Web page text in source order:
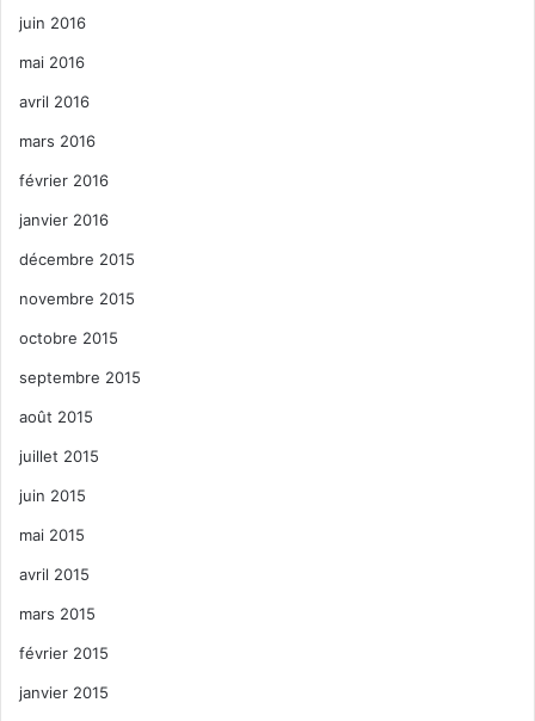
juin 2016
mai 2016
avril 2016
mars 2016
février 2016
janvier 2016
décembre 2015
novembre 2015
octobre 2015
septembre 2015
août 2015
juillet 2015
juin 2015
mai 2015
avril 2015
mars 2015
février 2015
janvier 2015